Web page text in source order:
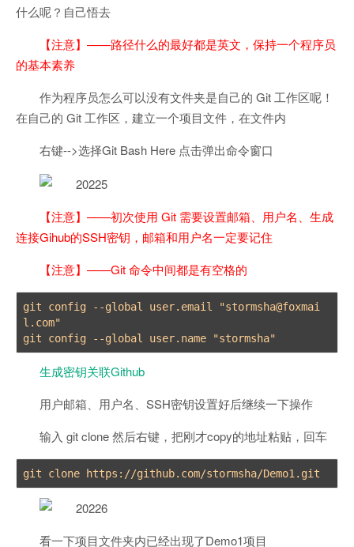
什么呢？自己悟去
【注意】——路径什么的最好都是英文，保持一个程序员
的基本素养
作为程序员怎么可以没有文件夹是自己的 Git 工作区呢！
在自己的 Git 工作区，建立一个项目文件，在文件内
右键-->选择Git Bash Here 点击弹出命令窗口
【注意】——初次使用 Git 需要设置邮箱、用户名、生成
连接Gihub的SSH密钥，邮箱和用户名一定要记住
【注意】——Git 命令中间都是有空格的
git config --global user.email "stormsha@foxmai
l.com"
生成密钥关联Github
用户邮箱、用户名、SSH密钥设置好后继续一下操作
输入 git clone 然后右键，把刚才copy的地址粘贴，回车
看一下项目文件夹内已经出现了Demo1项目